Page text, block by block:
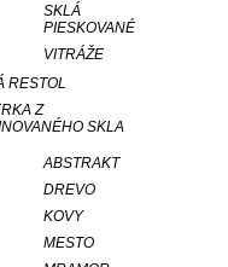
SKLÁ
PIESKOVANÉ
VITRÁŽE
RESTOL
Z
SKLA
ABSTRAKT
DREVO
KOVY
MESTO